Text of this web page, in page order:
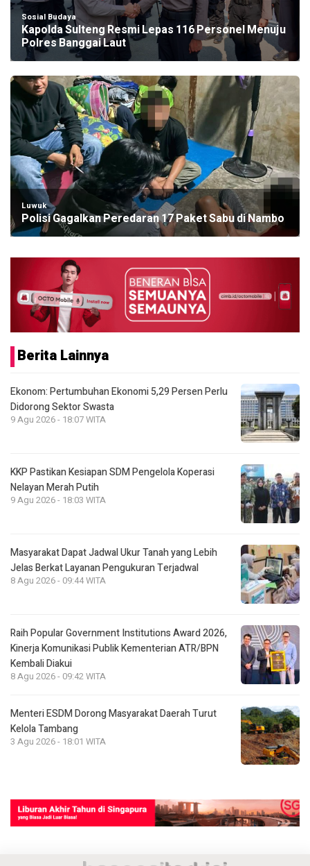
Sosial Budaya
Kapolda Sulteng Resmi Lepas 116 Personel Menuju
Polres Banggai Laut
Luwuk
Polisi Gagalkan Peredaran 17 Paket Sabu di Nambo
Berita Lainnya
Ekonom: Pertumbuhan Ekonomi 5,29 Persen Perlu
Didorong Sektor Swasta
9 Agu 2026 - 18:07 WITA
KKP Pastikan Kesiapan SDM Pengelola Koperasi
Nelayan Merah Putih
9 Agu 2026 - 18:03 WITA
Masyarakat Dapat Jadwal Ukur Tanah yang Lebih
Jelas Berkat Layanan Pengukuran Terjadwal
8 Agu 2026 - 09:44 WITA
Raih Popular Government Institutions Award 2026,
Kinerja Komunikasi Publik Kementerian ATR/BPN
Kembali Diakui
8 Agu 2026 - 09:42 WITA
Menteri ESDM Dorong Masyarakat Daerah Turut
Kelola Tambang
3 Agu 2026 - 18:01 WITA